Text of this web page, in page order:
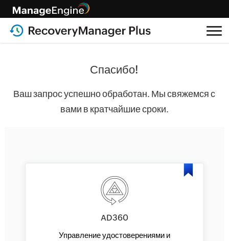
Спасибо!
Ваш запрос успешно обработан. Мы свяжемся с
вами в кратчайшие сроки.
AD360
Управление удостоверениями и